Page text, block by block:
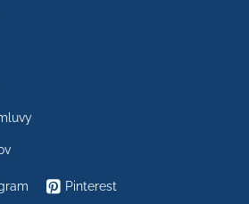
Pinterest